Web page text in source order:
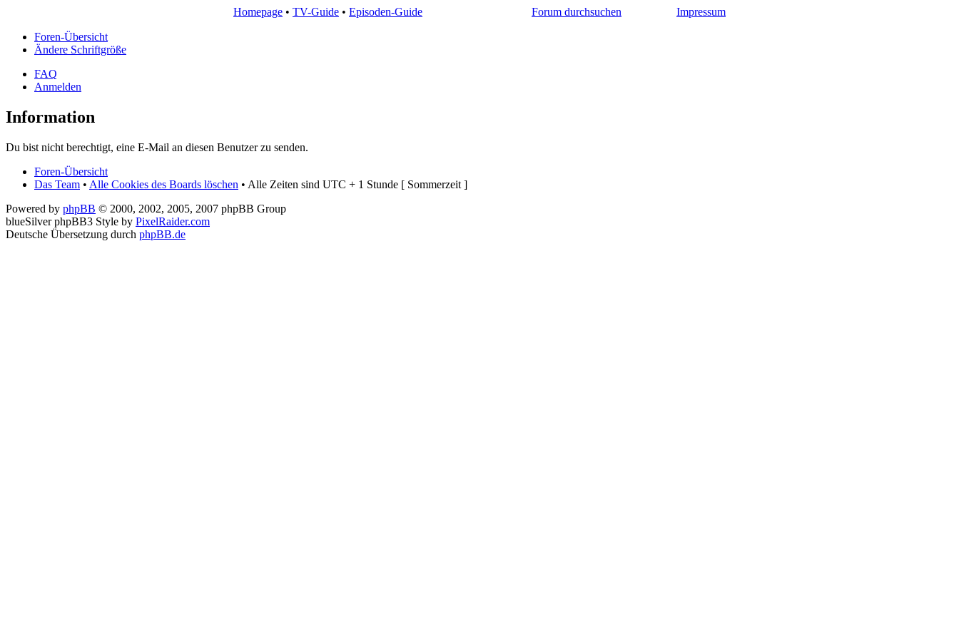
Homepage • TV-Guide • Episoden-Guide Forum durchsuchen Impressum
Foren-Übersicht
Ändere Schriftgröße
FAQ
Anmelden
Information
Du bist nicht berechtigt, eine E-Mail an diesen Benutzer zu senden.
Foren-Übersicht
Das Team • Alle Cookies des Boards löschen • Alle Zeiten sind UTC + 1 Stunde [ Sommerzeit ]
Powered by phpBB © 2000, 2002, 2005, 2007 phpBB Group
blueSilver phpBB3 Style by PixelRaider.com
Deutsche Übersetzung durch phpBB.de